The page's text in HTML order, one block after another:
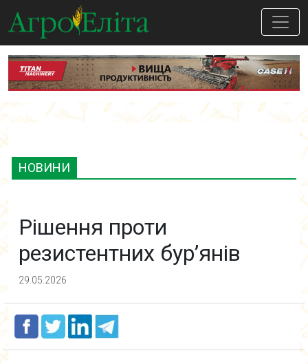
НОВИНИ
Рішення проти
резистентних бур’янів
29.05.2026